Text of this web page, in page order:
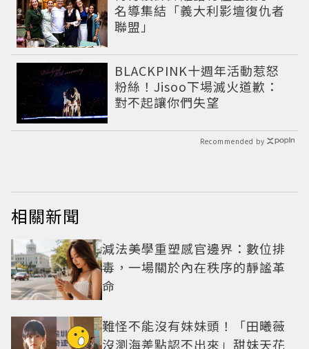
名導集結「義大利影壇復仇者
聯盟」
BLACKPINK十週年活動惹怒
粉絲！Jisoo下場滅火道歉：
對不起讓你們失望
Recommended by
相關新聞
減法美學重塑感官邊界：數位排
毒，一場關於內在秩序的靜謐革
命
難怪不能沒有妹妹頭！「田曦薇
沒瀏海差點認不出來」甜妹天花